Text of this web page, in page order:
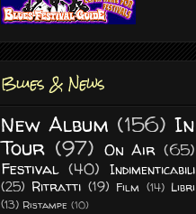
Blues & News
New Album (156) In
Tour (97) On Air (65)
Festival (40)
Indimenticabili
(25) Ritratti (19) Film (14) Libri
(13) Ristampe (10)